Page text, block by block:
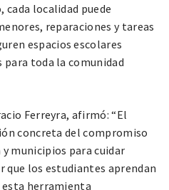
cada localidad puede
reparaciones y tareas
espacios escolares
para toda la comunidad
Ferreyra, afirmó: “El
concreta del compromiso
municipios para cuidar
que los estudiantes aprendan
esta herramienta